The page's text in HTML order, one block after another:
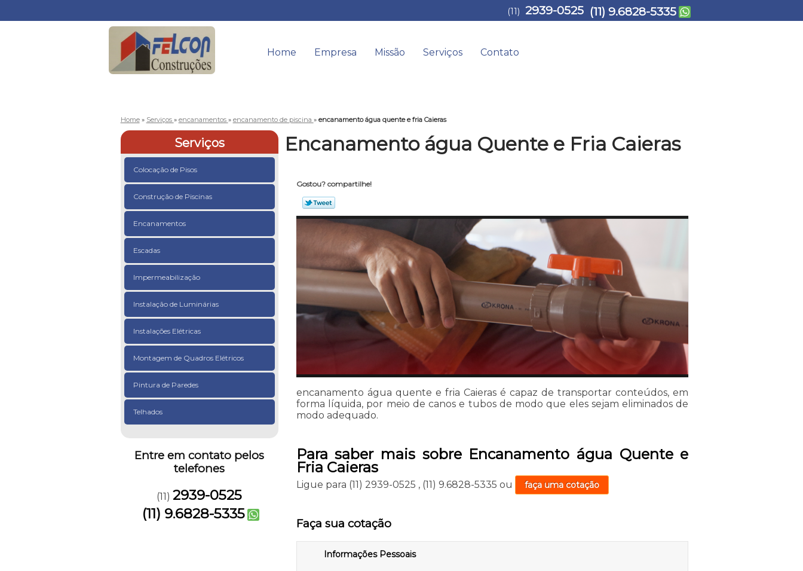
Home Empresa Missão Serviços Contato
(11) 2939-0525 (11) 9.6828-5335
Home » Serviços » encanamentos » encanamento de piscina » encanamento água quente e fria Caieras
Serviços
Colocação de Pisos
Construção de Piscinas
Encanamentos
Escadas
Impermeabilização
Instalação de Luminárias
Instalações Elétricas
Montagem de Quadros Elétricos
Pintura de Paredes
Telhados
Entre em contato pelos
telefones
(11) 2939-0525
(11) 9.6828-5335
Encanamento água Quente e Fria Caieras
Gostou? compartilhe!
encanamento água quente e fria Caieras é capaz de transportar conteúdos, em
forma líquida, por meio de canos e tubos de modo que eles sejam eliminados de
modo adequado.
Para saber mais sobre Encanamento água Quente e
Fria Caieras
Ligue para (11) 2939-0525 , (11) 9.6828-5335 ou faça uma cotação
Faça sua cotação
Informações Pessoais